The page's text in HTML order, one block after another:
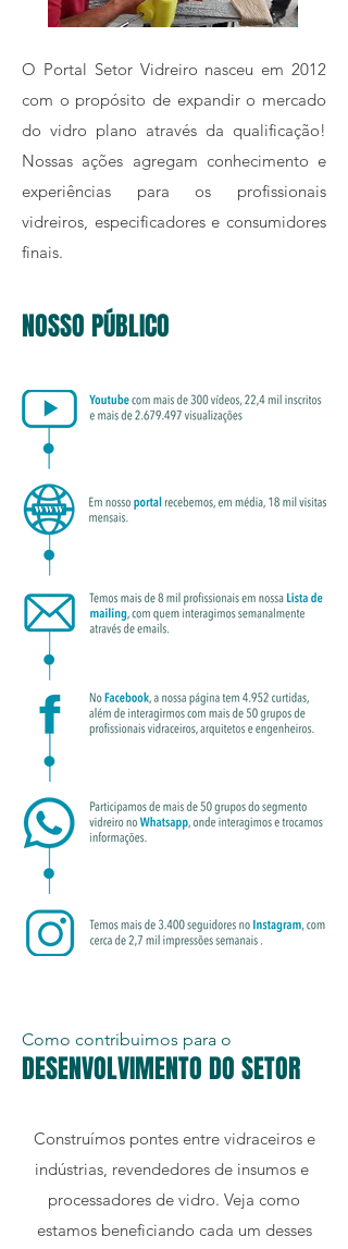
O Portal Setor Vidreiro nasceu em 2012
com o propósito de expandir o mercado
do vidro plano através da qualificação!
Nossas ações agregam conhecimento e
experiências para os profissionais
vidreiros, especificadores e consumidores
finais.
NOSSO PÚBLICO
Como contribuimos para o
DESENVOLVIMENTO DO SETOR
Construímos pontes entre vidraceiros e
indústrias, revendedores de insumos e
processadores de vidro. Veja como
estamos beneficiando cada um desses